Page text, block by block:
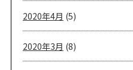
2020年4月 (5)
2020年3月 (8)